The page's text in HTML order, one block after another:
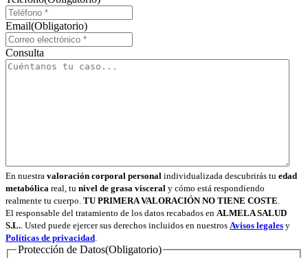
Email(Obligatorio)
Consulta
En nuestra valoración corporal personal individualizada descubrirás tu edad
metabólica real, tu nivel de grasa visceral y cómo está respondiendo
realmente tu cuerpo. TU PRIMERA VALORACIÓN NO TIENE COSTE
El responsable del tratamiento de los datos recabados en ALMELA SALUD
S.L. . Usted puede ejercer sus derechos incluidos en nuestros Avisos legales y
Políticas de privacidad
Protección de Datos(Obligatorio)